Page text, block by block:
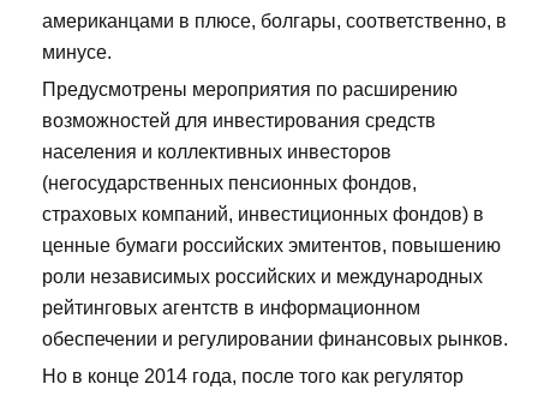
американцами в плюсе, болгары, соответственно, в
минусе.
Предусмотрены мероприятия по расширению
возможностей для инвестирования средств
населения и коллективных инвесторов
(негосударственных пенсионных фондов,
страховых компаний, инвестиционных фондов) в
ценные бумаги российских эмитентов, повышению
роли независимых российских и международных
рейтинговых агентств в информационном
обеспечении и регулировании финансовых рынков.
Но в конце 2014 года, после того как регулятор